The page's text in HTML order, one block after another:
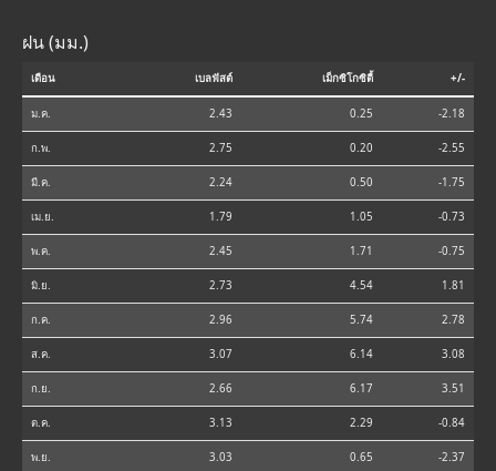
ฝน (มม.)
เดือน เบลฟัสต์ เม็กซิโกซิตี้ +/-
ม.ค. 2.43 0.25 -2.18
ก.พ. 2.75 0.20 -2.55
มี.ค. 2.24 0.50 -1.75
เม.ย. 1.79 1.05 -0.73
พ.ค. 2.45 1.71 -0.75
มิ.ย. 2.73 4.54 1.81
ก.ค. 2.96 5.74 2.78
ส.ค. 3.07 6.14 3.08
ก.ย. 2.66 6.17 3.51
ต.ค. 3.13 2.29 -0.84
พ.ย. 3.03 0.65 -2.37